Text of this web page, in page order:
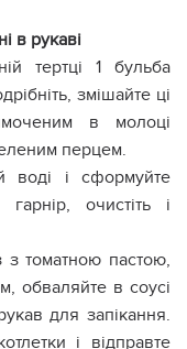
в рукаві
тертці 1 бульба
змішайте ці
в молоці
перцем.
воді і сформуйте
очистіть і
томатною пастою,
обваляйте в соусі
для запікання.
і відправте